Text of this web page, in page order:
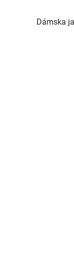
Dámska